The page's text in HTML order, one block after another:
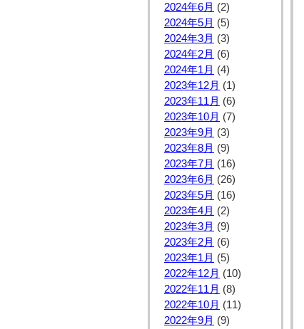
2024年6月 (2)
2024年5月 (5)
2024年3月 (3)
2024年2月 (6)
2024年1月 (4)
2023年12月 (1)
2023年11月 (6)
2023年10月 (7)
2023年9月 (3)
2023年8月 (9)
2023年7月 (16)
2023年6月 (26)
2023年5月 (16)
2023年4月 (2)
2023年3月 (9)
2023年2月 (6)
2023年1月 (5)
2022年12月 (10)
2022年11月 (8)
2022年10月 (11)
2022年9月 (9)